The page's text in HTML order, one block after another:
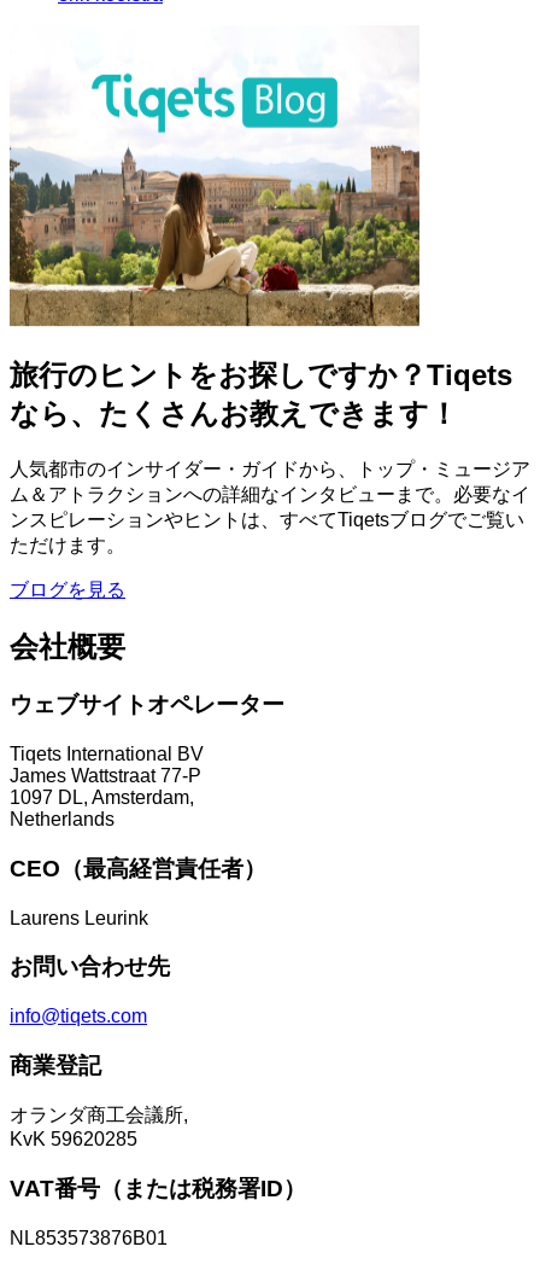
旅行のヒントをお探しですか？Tiqets
なら、たくさんお教えできます！
人気都市のインサイダー・ガイドから、トップ・ミュージア
ム＆アトラクションへの詳細なインタビューまで。必要なイ
ンスピレーションやヒントは、すべてTiqetsブログでご覧い
ただけます。
ブログを見る
会社概要
ウェブサイトオペレーター
Tiqets International BV
James Wattstraat 77-P
1097 DL, Amsterdam,
Netherlands
CEO（最高経営責任者）
Laurens Leurink
お問い合わせ先
info@tiqets.com
商業登記
オランダ商工会議所,
KvK 59620285
VAT番号（または税務署ID）
NL853573876B01